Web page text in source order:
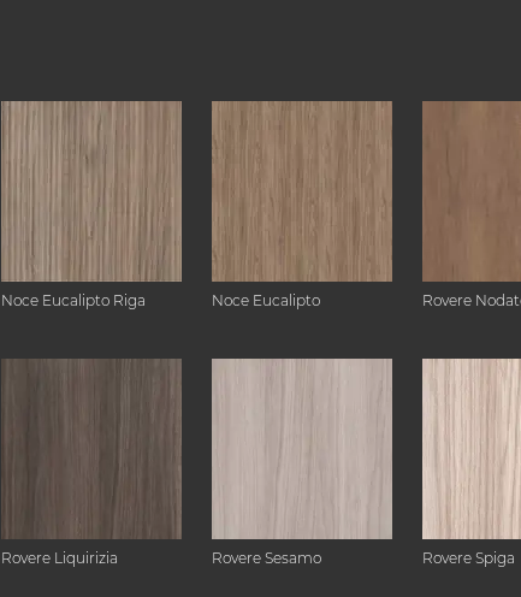
Noce Eucalipto Riga Noce Eucalipto Rovere
Rovere Liquirizia Rovere Sesamo Rovere Spiga